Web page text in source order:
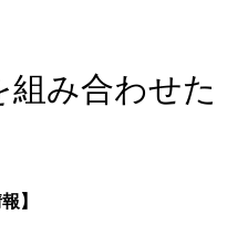
み合わせた
】